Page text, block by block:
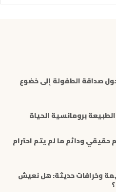
صداقة الطفولة إلى خضوع
برومانسية الحياة
ودائم ما لم يتم احترام
وخرافات حديثة: هل نعيش